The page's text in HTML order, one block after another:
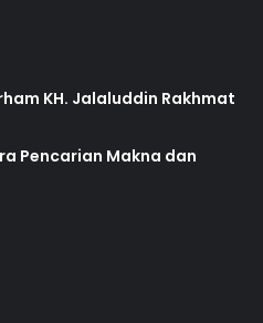
KH. Jalaluddin Rakhmat
Pencarian Makna dan